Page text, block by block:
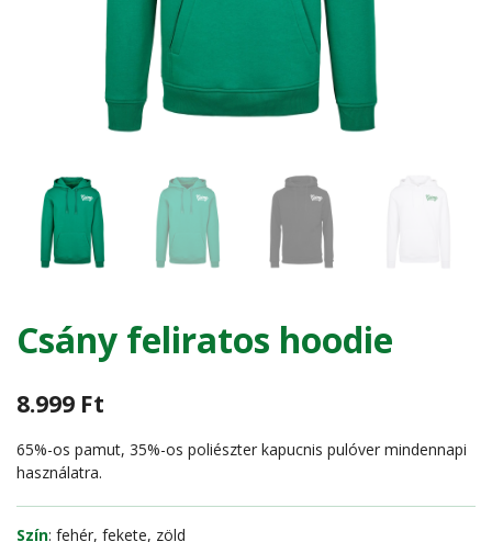
Csány feliratos hoodie
8.999 Ft
65%-os pamut, 35%-os poliészter kapucnis pulóver mindennapi
használatra.
Szín: fehér, fekete, zöld